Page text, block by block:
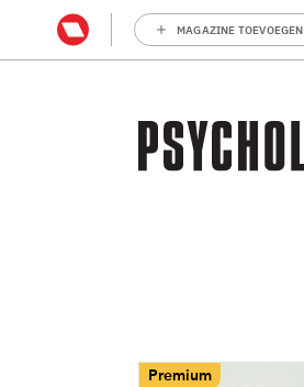
MAGAZINE TOEVOEGEN
Premium